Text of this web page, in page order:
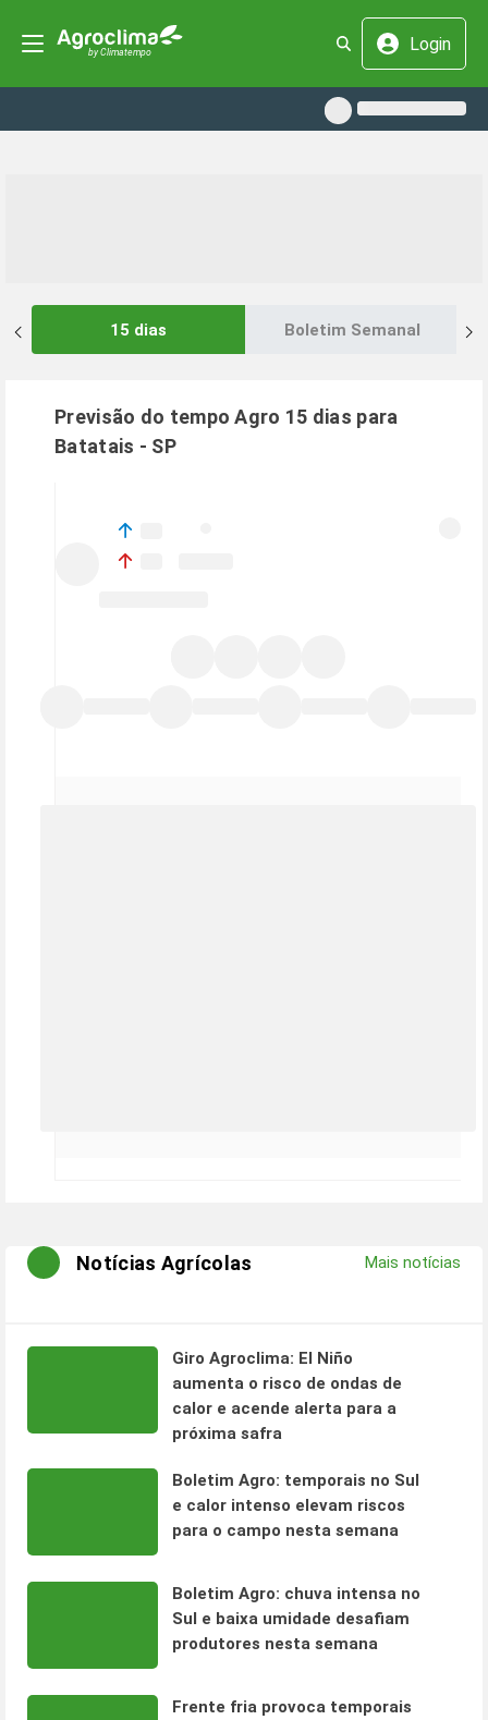
Login
15 dias Boletim Semanal
Previsão do tempo Agro 15 dias para
Batatais - SP
Notícias Agrícolas Mais notícias
Giro Agroclima: El Niño
aumenta o risco de ondas de
calor e acende alerta para a
próxima safra
Boletim Agro: temporais no Sul
e calor intenso elevam riscos
para o campo nesta semana
Boletim Agro: chuva intensa no
Sul e baixa umidade desafiam
produtores nesta semana
Frente fria provoca temporais